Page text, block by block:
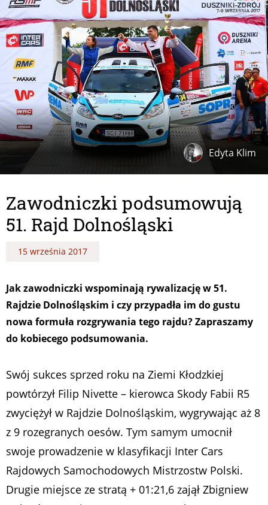
Edyta Klim
Zawodniczki podsumowują
51. Rajd Dolnośląski
15 września 2017
Jak zawodniczki wspominają rywalizację w 51.
Rajdzie Dolnośląskim i czy przypadła im do gustu
nowa formuła rozgrywania tego rajdu? Zapraszamy
do kobiecego podsumowania.
Swój sukces sprzed roku na Ziemi Kłodzkiej
powtórzył Filip Nivette – kierowca Skody Fabii R5
zwyciężył w Rajdzie Dolnośląskim, wygrywając aż 8
z 9 rozegranych oesów. Tym samym umocnił
swoje prowadzenie w klasyfikacji Inter Cars
Rajdowych Samochodowych Mistrzostw Polski.
Drugie miejsce ze stratą + 01:21,6 zajął Zbigniew